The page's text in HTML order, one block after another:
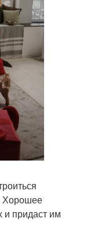
Хорошее
и придаст им